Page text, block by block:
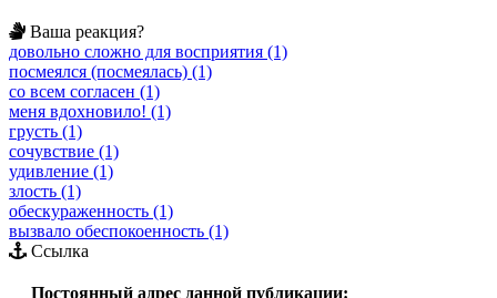
Ваша реакция?
довольно сложно для восприятия (1)
посмеялся (посмеялась) (1)
со всем согласен (1)
меня вдохновило! (1)
грусть (1)
сочувствие (1)
удивление (1)
злость (1)
обескураженность (1)
вызвало обеспокоенность (1)
Ссылка
Постоянный адрес данной публикации: